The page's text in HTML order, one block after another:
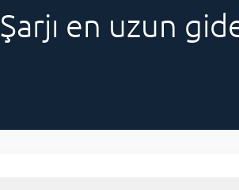
Şarjı en uzun